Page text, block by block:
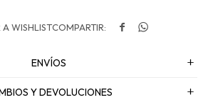
 
ENVÍOS
Y DEVOLUCIONES